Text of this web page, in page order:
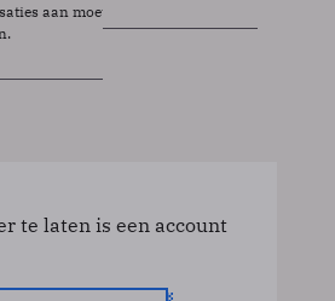
aan moeten
te laten is een account